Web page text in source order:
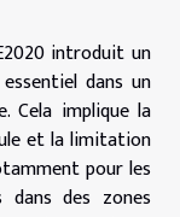
introduit un
dans un
Cela implique la
et la limitation
pour les
dans des zones